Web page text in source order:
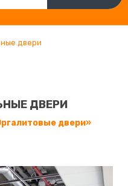
двери
ДВЕРИ
двери»